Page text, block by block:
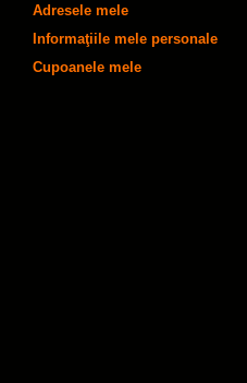
Adresele mele
Informaţiile mele personale
Cupoanele mele